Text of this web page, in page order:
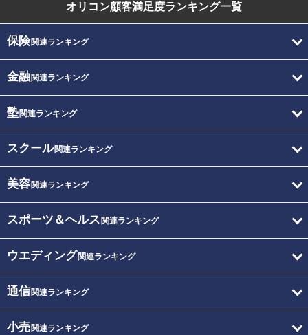
オリコン顧客満足度ランキング一覧
保険関連ランキング
金融関連ランキング
塾関連ランキング
スクール関連ランキング
美容関連ランキング
スポーツ＆ヘルス 関連ランキング
ウエディング関連ランキング
通信関連ランキング
小売関連ランキング